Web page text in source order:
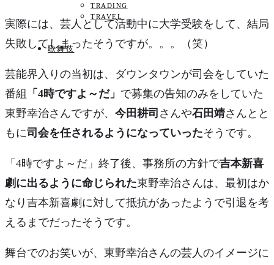
TRADING
TRAVEL
歌舞伎
実際には、芸人として活動中に大学受験をして、結局
失敗してしまったそうですが。。。（笑）
芸能界入りの当初は、ダウンタウンが司会をしていた
番組 「4時ですよ～だ」 で募集の告知のみをしていた
東野幸治さんですが、 今田耕司 さんや石田靖さんとと
もに司会を任されるようになっていったそうです。
「4時ですよ～だ」終了後、事務所の方針で吉本新喜
劇に出るように命じられた東野幸治さんは、最初はか
なり吉本新喜劇に対して抵抗があったようで引退を考
えるまでだったそうです。
舞台でのお笑いが、東野幸治さんの芸人のイメージに